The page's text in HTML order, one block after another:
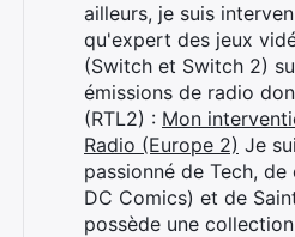
ailleurs, je suis
qu'expert des jeux
(Switch et Switch 2)
émissions de radio
(RTL2) : Mon
Radio (Europe 2) Je
passionné de Tech,
DC Comics) et de
possède une